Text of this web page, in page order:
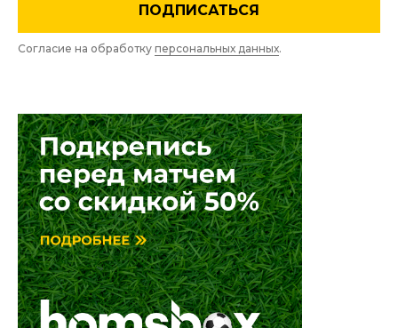
ПОДПИСАТЬСЯ
Согласие на обработку персональных данных.